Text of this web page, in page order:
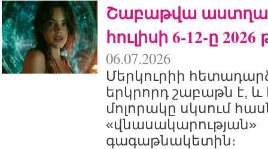
Շաբաթվա
հուլիսի 6-12-ը 2026
06.07.2026
Մերկուրիի
երկրորդ շաբաթն է, և
մոլորակը սկսում
«վնասակարության»
գագաթնակետին։